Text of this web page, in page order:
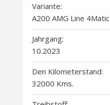
Variante:
A200 AMG Line 4Matic
Jahrgang:
10.2023
Den Kilometerstand:
32000 Kms.